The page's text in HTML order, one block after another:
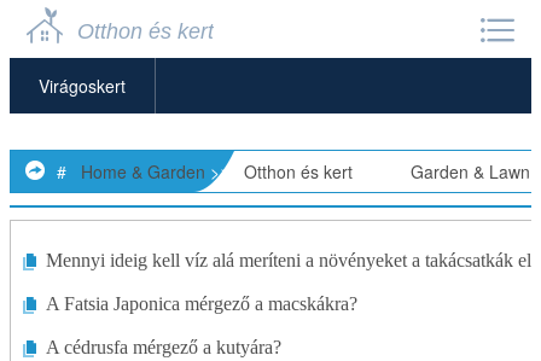
Otthon és kert
Virágoskert
Kerti Törpék
Kerti Magok
Kerti Tárolók
# Home & Garden >> Otthon és kert Garden & Lawn
Mennyi ideig kell víz alá meríteni a növényeket a takácsatkák
A Fatsia Japonica mérgező a macskákra?
A cédrusfa mérgező a kutyára?